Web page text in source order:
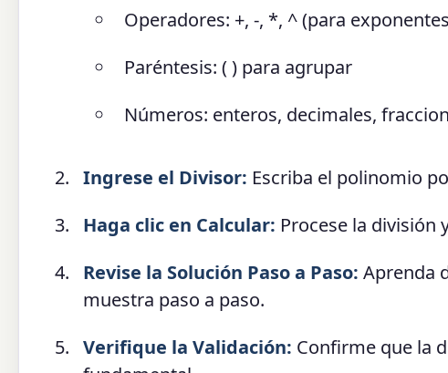
Operadores: +, -, *, ^ (para
Paréntesis: ( ) para agrupar
Números: enteros, decimales,
Ingrese el Divisor: Escriba el polinomio
Haga clic en Calcular: Procese la división
Revise la Solución Paso a Paso: Aprenda
muestra paso a paso.
Verifique la Validación: Confirme que la